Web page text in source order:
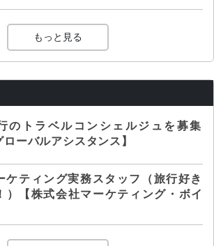
もっと見る
のトラベルコンシェルジュを募集
ローバルアシスタンス】
ケティング実務スタッフ（旅行好き
）【株式会社マーケティング・ボイ